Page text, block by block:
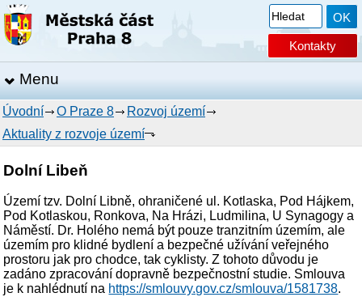
Kontakty
Menu
Úvodní O Praze 8
Rozvoj území
Aktuality z rozvoje území
Dolní Libeň
Území tzv. Dolní Libně, ohraničené ul. Kotlaska, Pod Hájkem,
Pod Kotlaskou, Ronkova, Na Hrázi, Ludmilina, U Synagogy a
Náměstí. Dr. Holého nemá být pouze tranzitním územím, ale
územím pro klidné bydlení a bezpečné užívání veřejného
prostoru jak pro chodce, tak cyklisty. Z tohoto důvodu je
zadáno zpracování dopravně bezpečnostní studie. Smlouva
je k nahlédnutí na https://smlouvy.gov.cz/smlouva/1581738.